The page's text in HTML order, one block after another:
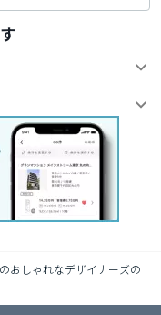
おしゃれなデザイナーズの